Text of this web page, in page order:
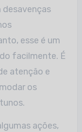
desavenças
esse é um
facilmente. É
atenção e
os
ações,